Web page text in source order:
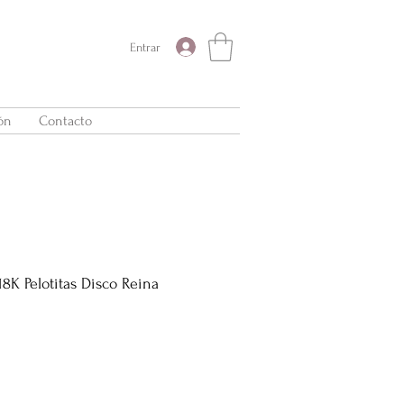
Entrar
Contacto
Pelotitas Disco Reina